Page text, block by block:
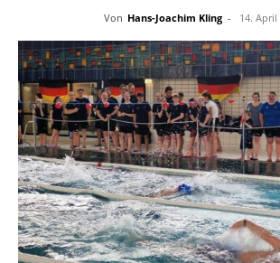
Von Hans-Joachim Kling - 14. April